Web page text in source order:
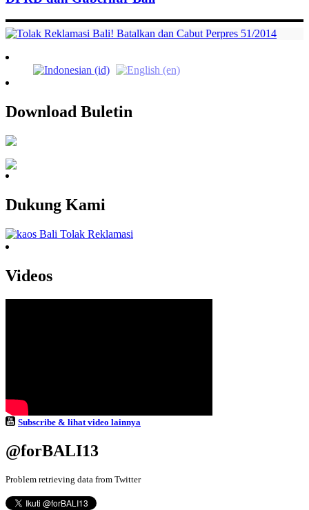
Download Buletin
Dukung Kami
Videos
Subscribe & lihat video lainnya
@forBALI13
Problem retrieving data from Twitter